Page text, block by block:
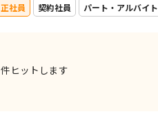
正社員 契約社員 パート・アルバイト
件ヒットします